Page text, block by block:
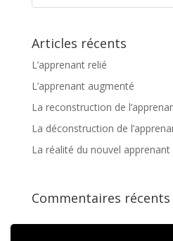
Articles récents
L’apprenant relié
L’apprenant augmenté
La reconstruction de
La déconstruction de
La réalité du nouvel apprenant
Commentaires récents